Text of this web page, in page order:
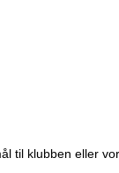
til klubben eller